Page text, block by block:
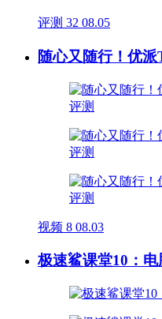
评测 32 08.05
随心又随行！优
视频 8 08.03
极速鲨课堂10：